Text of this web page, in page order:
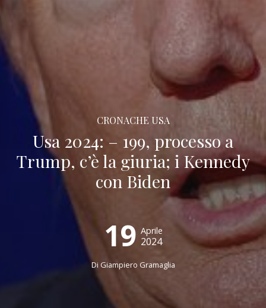
CRONACHE USA
Usa 2024: – 199, processo a
Trump, c’è la giuria; i Kennedy
con Biden
19 Aprile
2024
Di Giampiero Gramaglia